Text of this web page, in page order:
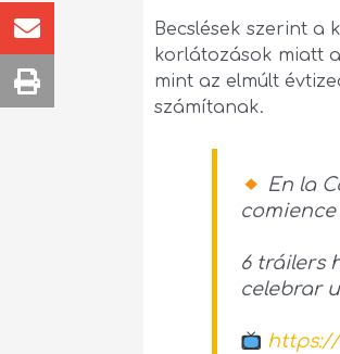
Becslések szerint a
korlátozások miatt
mint az elmúlt
számítanak.
En la
6 tráilers
celebrar
https://